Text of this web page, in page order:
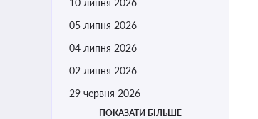
10 липня 2026
05 липня 2026
04 липня 2026
02 липня 2026
29 червня 2026
ПОКАЗАТИ БІЛЬШЕ